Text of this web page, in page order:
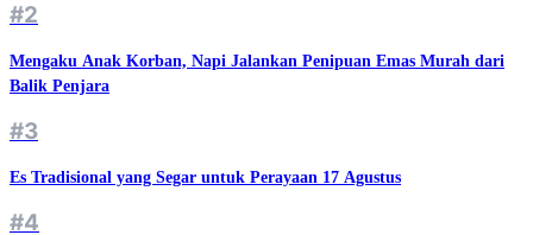
#2
Mengaku Anak Korban, Napi Jalankan Penipuan Emas Murah dari
Balik Penjara
#3
Es Tradisional yang Segar untuk Perayaan 17 Agustus
#4